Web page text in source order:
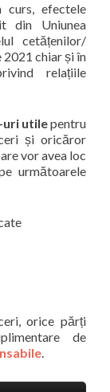
curs, efectele
din Uniunea
cetățenilor/
2021 chiar și în
relațiile
uri utilepentru
și oricăror
vor avea loc
următoarele
orice părți
de
.